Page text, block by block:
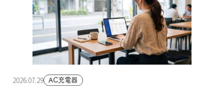
2026.07.29 AC充電器